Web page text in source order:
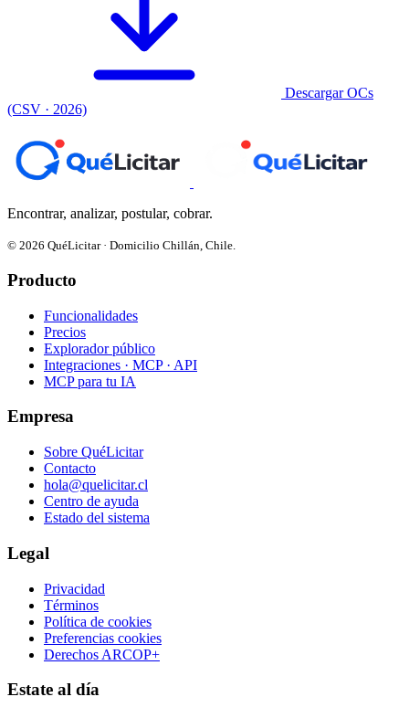
Descargar OCs
(CSV · 2026)
Encontrar, analizar, postular, cobrar.
© 2026 QuéLicitar · Domicilio Chillán, Chile.
Producto
Funcionalidades
Precios
Explorador público
Integraciones · MCP · API
MCP para tu IA
Empresa
Sobre QuéLicitar
Contacto
hola@quelicitar.cl
Centro de ayuda
Estado del sistema
Legal
Privacidad
Términos
Política de cookies
Preferencias cookies
Derechos ARCOP+
Estate al día